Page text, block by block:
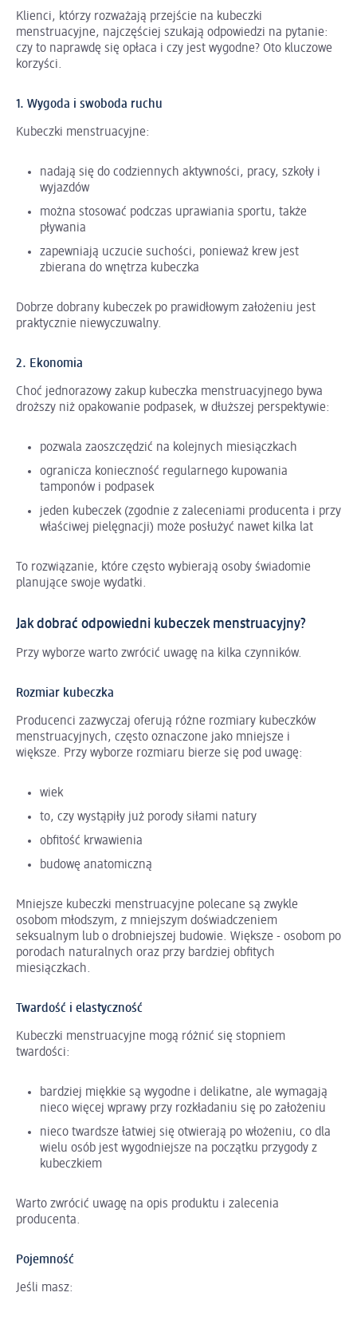
Klienci, którzy rozważają przejście na kubeczki
menstruacyjne, najczęściej szukają odpowiedzi na pytanie:
czy to naprawdę się opłaca i czy jest wygodne? Oto kluczowe
korzyści.
1. Wygoda i swoboda ruchu
Kubeczki menstruacyjne:
nadają się do codziennych aktywności, pracy, szkoły i
wyjazdów
można stosować podczas uprawiania sportu, także
pływania
zapewniają uczucie suchości, ponieważ krew jest
zbierana do wnętrza kubeczka
Dobrze dobrany kubeczek po prawidłowym założeniu jest
praktycznie niewyczuwalny.
2. Ekonomia
Choć jednorazowy zakup kubeczka menstruacyjnego bywa
droższy niż opakowanie podpasek, w dłuższej perspektywie:
pozwala zaoszczędzić na kolejnych miesiączkach
ogranicza konieczność regularnego kupowania
tamponów i podpasek
jeden kubeczek (zgodnie z zaleceniami producenta i przy
właściwej pielęgnacji) może posłużyć nawet kilka lat
To rozwiązanie, które często wybierają osoby świadomie
planujące swoje wydatki.
Jak dobrać odpowiedni kubeczek menstruacyjny?
Przy wyborze warto zwrócić uwagę na kilka czynników.
Rozmiar kubeczka
Producenci zazwyczaj oferują różne rozmiary kubeczków
menstruacyjnych, często oznaczone jako mniejsze i
większe. Przy wyborze rozmiaru bierze się pod uwagę:
wiek
to, czy wystąpiły już porody siłami natury
obfitość krwawienia
budowę anatomiczną
Mniejsze kubeczki menstruacyjne polecane są zwykle
osobom młodszym, z mniejszym doświadczeniem
seksualnym lub o drobniejszej budowie. Większe - osobom po
porodach naturalnych oraz przy bardziej obfitych
miesiączkach.
Twardość i elastyczność
Kubeczki menstruacyjne mogą różnić się stopniem
twardości:
bardziej miękkie są wygodne i delikatne, ale wymagają
nieco więcej wprawy przy rozkładaniu się po założeniu
nieco twardsze łatwiej się otwierają po włożeniu, co dla
wielu osób jest wygodniejsze na początku przygody z
kubeczkiem
Warto zwrócić uwagę na opis produktu i zalecenia
producenta.
Pojemność
Jeśli masz: